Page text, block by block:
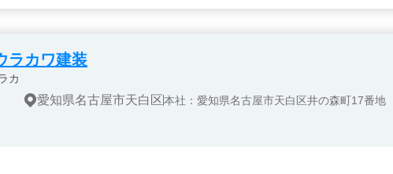
ラカワ建装
愛知県名古屋市天白区本社：愛知県名古屋市天白区井の森町17番地